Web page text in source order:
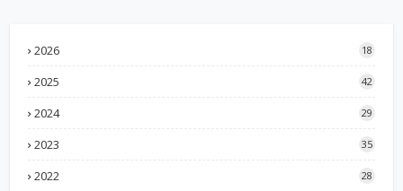
2026 18
2025 42
2024 29
2023 35
2022 28